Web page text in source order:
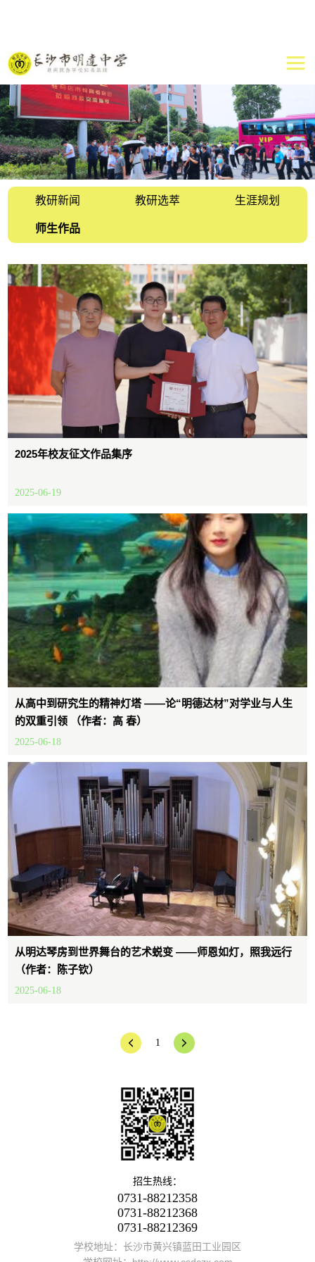
教研新闻 教研选萃 生涯规划
师生作品
2025年校友征文作品集序
2025-06-19
从高中到研究生的精神灯塔 ——论“明德达材”对学业与人生
的双重引领 （作者：高 春）
2025-06-18
从明达琴房到世界舞台的艺术蜕变 ——师恩如灯，照我远行
（作者：陈子钦）
2025-06-18
1
招生热线：
0731-88212358
0731-88212368
0731-88212369
学校地址：长沙市黄兴镇蓝田工业园区